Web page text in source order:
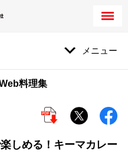
メニュー
料理集
しめる！キーマカレー